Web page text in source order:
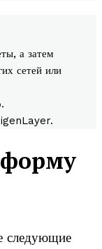
а затем
сетей или
следующие